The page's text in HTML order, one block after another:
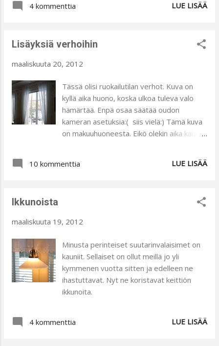
muuttaa vaatteen kokoa. Nukke on
ammattilainen, itseoppinut kokeilija vain.
kun vain uskaltaa yrittää. Kokeilin kaavottaa
väljyyttä olisi pitänyt antaa kaavoille. Nyt
leikkaamani mekon pohja on hyvin pinkeä,
eli pienillä yksityiskohdilla pitäisi leventää
eriväristä kangasta. Näin tummana,
4 kommenttia LUE LISÄÄ
Lisäyksiä verhoihin
maaliskuuta 20, 2012
Tässä olisi ruokailutilan verhot. Kuva on
kyllä aika huono, koska ulkoa tuleva valo
hämärtää. Enpä osaa säätää oudon
kameran asetuksia:( siis vielä:) Tämä kuva
on makuuhuoneesta. Eikö olekin aika kauniin
huoneeseen. En ollut ajatellut ihan
Ja olen ollut tyytyväinen.
10 kommenttia LUE LISÄÄ
Ikkunoista
maaliskuuta 19, 2012
Minusta perinteiset suutarinvalaisimet on
kauniit. Sellaiset on ollut meillä jo yli
kymmenen vuotta sitten ja edelleen ne
ihastuttavat. Nyt ne koristavat keittiön
ikkunoita.
4 kommenttia LUE LISÄÄ